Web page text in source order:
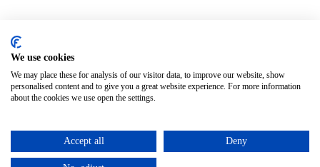
Política de privacitat
Avís legal
Política de cookies
Configura les cookies
English
Español(Spanish)
We use cookies
We may place these for analysis of our visitor data, to improve our website, show
personalised content and to give you a great website experience. For more information
about the cookies we use open the settings.
Accept all Deny